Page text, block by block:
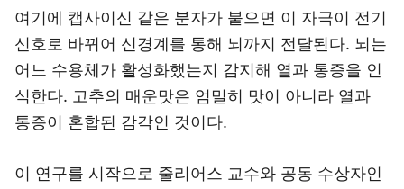
여기에 캡사이신 같은 분자가 붙으면 이 자극이 전기
신호로 바뀌어 신경계를 통해 뇌까지 전달된다. 뇌는
어느 수용체가 활성화했는지 감지해 열과 통증을 인
식한다. 고추의 매운맛은 엄밀히 맛이 아니라 열과
통증이 혼합된 감각인 것이다.
이 연구를 시작으로 줄리어스 교수와 공동 수상자인